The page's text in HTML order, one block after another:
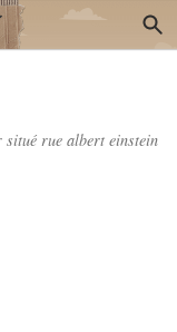
situé rue albert einstein